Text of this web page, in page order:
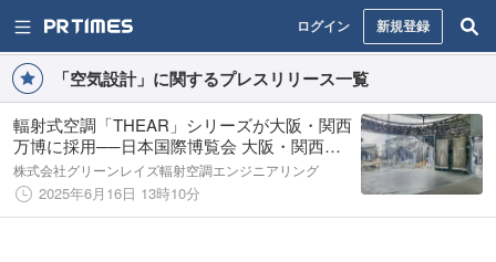
ログイン 新規登録
「空気設計」に関するプレスリリース一覧
輻射式空調「THEAR」シリーズが大阪・関西
万博に採用──日本国際博覧会 大阪・関西万
博の会場整備にサプライヤーとして協賛、グ
リーンレイズが製品提供・実装支援
株式会社グリーンレイズ輻射空調エンジニアリング
2025年6月16日 13時10分